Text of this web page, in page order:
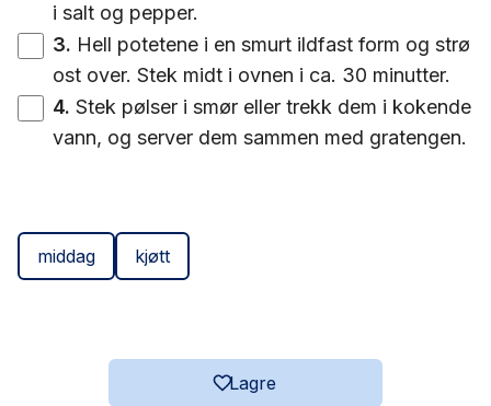
i salt og pepper.
3. Hell potetene i en smurt ildfast form og strø
ost over. Stek midt i ovnen i ca. 30 minutter.
4. Stek pølser i smør eller trekk dem i kokende
vann, og server dem sammen med gratengen.
middag kjøtt
Lagre